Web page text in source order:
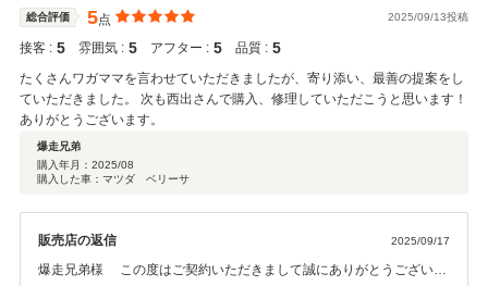
おります。またぜひお気軽にお立ち寄りください。 今後ともどうぞ宜
しくお願い致します。
総合評価 5点 2025/09/13投稿
接客 : 5 雰囲気 : 5 アフター : 5 品質 : 5
たくさんワガママを言わせていただきましたが、寄り添い、最善の提案をし
ていただきました。 次も西出さんで購入、修理していただこうと思います！
ありがとうございます。
爆走兄弟
購入年月： 2025/08
購入した車：マツダ ベリーサ
販売店の返信 2025/09/17
爆走兄弟様 この度はご契約いただきまして誠にありがとうございま